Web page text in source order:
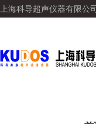
上海科导超声仪器有限公